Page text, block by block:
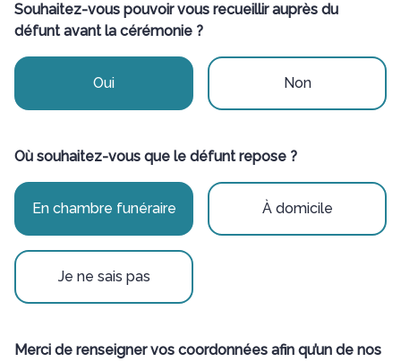
Souhaitez-vous pouvoir vous recueillir auprès du
défunt avant la cérémonie ?
Oui Non
Où souhaitez-vous que le défunt repose ?
En chambre funéraire À domicile
Je ne sais pas
Merci de renseigner vos coordonnées afin qu’un de nos